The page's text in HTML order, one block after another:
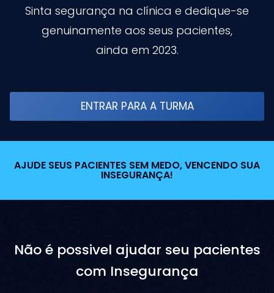
Sinta segurança na clínica e dedique-se
genuinamente aos seus pacientes,
ainda em 2023.
ENTRAR PARA A TURMA
AJUDE SEUS PACIENTES SEM MEDO, VENCENDO SUA
INSEGURANÇA!
Não é possivel ajudar seu pacientes
com Insegurança